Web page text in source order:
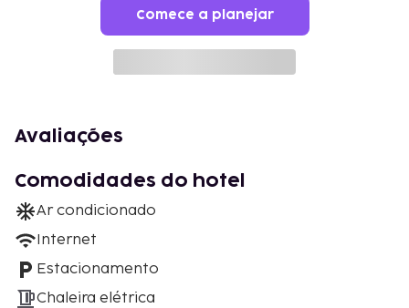
Comece a planejar
Avaliações
Comodidades do hotel
Ar condicionado
Internet
Estacionamento
Chaleira elétrica